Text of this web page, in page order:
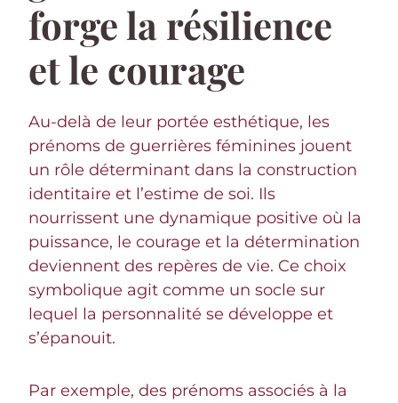
forge la résilience
et le courage
Au-delà de leur portée esthétique, les
prénoms de guerrières féminines jouent
un rôle déterminant dans la construction
identitaire et l’estime de soi. Ils
nourrissent une dynamique positive où la
puissance, le courage et la détermination
deviennent des repères de vie. Ce choix
symbolique agit comme un socle sur
lequel la personnalité se développe et
s’épanouit.
Par exemple, des prénoms associés à la